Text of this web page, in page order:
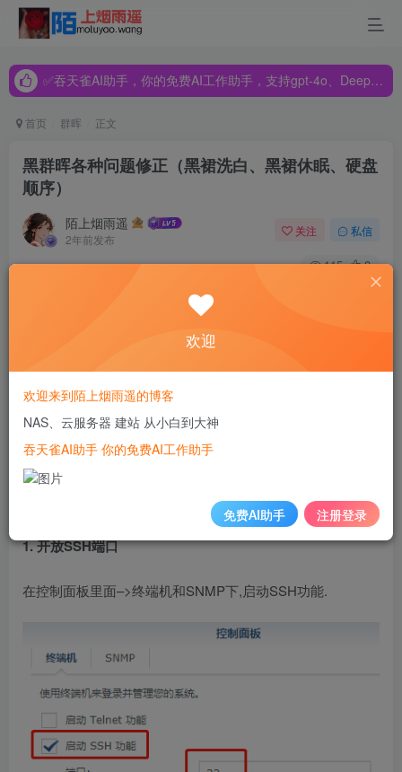
✅吞天雀AI助手，你的免费AI工作助手，支持gpt-4o、DeepSeek、Claude🔥🔥🔥🔥
✅吞天雀AI助手，你的免费AI工作助手，支持gpt-4o、DeepSeek、Claude🔥🔥🔥🔥
首页 群晖 正文
黑群晖各种问题修正（黑裙洗白、黑裙休眠、硬盘
顺序）
陌上烟雨遥
2年前发布
关注 私信
115 8
首先应明白洗白是否必要，洗白有两个作用，一是可以使用
要修改MAC/SN,需要修改启动配置文件grub.cfg,有两种方法:
直接PE启动,然后加载ssd第一个分区就能找到文件
SSH在线修改
个人觉得SSH在线修改更方便,具体操作如下:
1. 开放SSH端口
在控制面板里面–>终端机和SNMP下,启动SSH功能.
欢迎
欢迎来到陌上烟雨遥的博客
NAS、云服务器 建站 从小白到大神
吞天雀AI助手 你的免费AI工作助手
免费AI助手 注册登录